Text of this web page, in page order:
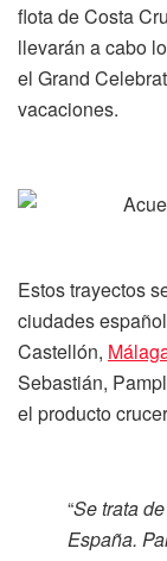
flota de Costa
llevarán a cabo
el Grand
vacaciones.
Estos trayectos
ciudades
Castellón,
Sebastián,
el producto
“Se trata
España.